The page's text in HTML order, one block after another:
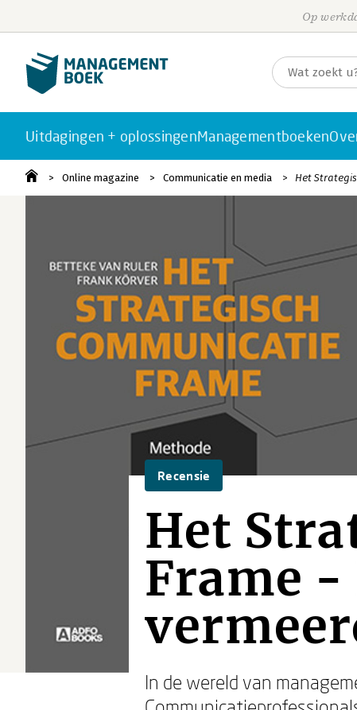
Op
Uitdagingen + oplossingenManagementboeken
Online magazine Communicatie en media Het
Recensie
Het
Frame -
In de wereld van